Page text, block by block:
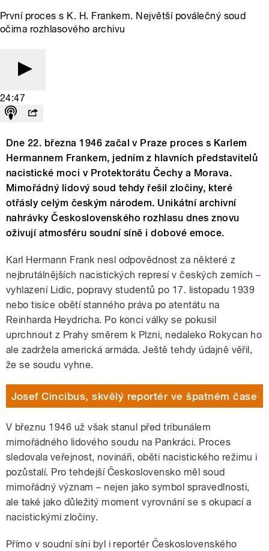
První proces s K. H. Frankem. Největší poválečný soud
očima rozhlasového archivu
24:47
Dne 22. března 1946 začal v Praze proces s Karlem
Hermannem Frankem, jedním z hlavních představitelů
nacistické moci v Protektorátu Čechy a Morava.
Mimořádný lidový soud tehdy řešil zločiny, které
otřásly celým českým národem. Unikátní archivní
nahrávky Československého rozhlasu dnes znovu
oživují atmosféru soudní síně i dobové emoce.
Karl Hermann Frank nesl odpovědnost za některé z
nejbrutálnějších nacistických represí v českých zemích –
vyhlazení Lidic, popravy studentů po 17. listopadu 1939
nebo tisíce obětí stanného práva po atentátu na
Reinharda Heydricha. Po konci války se pokusil
uprchnout z Prahy směrem k Plzni, nedaleko Rokycan ho
ale zadržela americká armáda. Ještě tehdy údajně věřil,
že se soudu vyhne.
Josef Cincibus, skvělý reportér ve špatném čase
V březnu 1946 už však stanul před tribunálem
mimořádného lidového soudu na Pankráci. Proces
sledovala veřejnost, novináři, oběti nacistického režimu i
pozůstalí. Pro tehdejší Československo měl soud
mimořádný význam – nejen jako symbol spravedlnosti,
ale také jako důležitý moment vyrovnání se s okupací a
nacistickými zločiny.
Přímo v soudní síni byl i reportér Československého